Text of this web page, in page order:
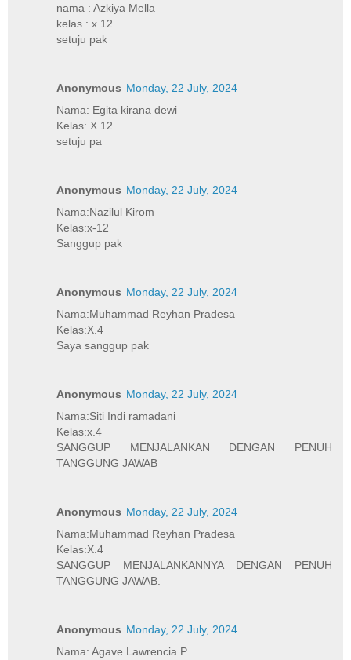
nama : Azkiya Mella
kelas : x.12
setuju pak
Anonymous Monday, 22 July, 2024
Nama: Egita kirana dewi
Kelas: X.12
setuju pa
Anonymous Monday, 22 July, 2024
Nama:Nazilul Kirom
Kelas:x-12
Sanggup pak
Anonymous Monday, 22 July, 2024
Nama:Muhammad Reyhan Pradesa
Kelas:X.4
Saya sanggup pak
Anonymous Monday, 22 July, 2024
Nama:Siti Indi ramadani
Kelas:x.4
SANGGUP MENJALANKAN DENGAN PENUH
TANGGUNG JAWAB
Anonymous Monday, 22 July, 2024
Nama:Muhammad Reyhan Pradesa
Kelas:X.4
SANGGUP MENJALANKANNYA DENGAN PENUH
TANGGUNG JAWAB.
Anonymous Monday, 22 July, 2024
Nama: Agave Lawrencia P